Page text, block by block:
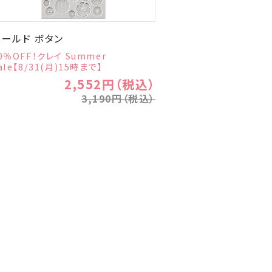
ルド ボタン
OFF！クレイ Summer
【8/31(月)15時まで】
2,552円（税込）
3,190円（税込）